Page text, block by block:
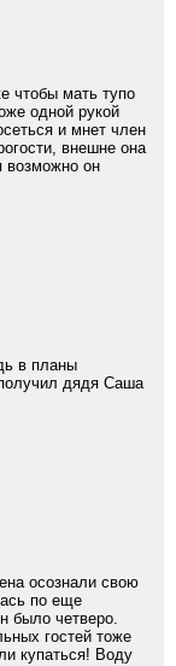
чтобы мать тупо
одной рукой
и мнет член
внешне она
возможно он
в планы
дядя Саша
осознали свою
по еще
было четверо.
гостей тоже
купаться! Воду